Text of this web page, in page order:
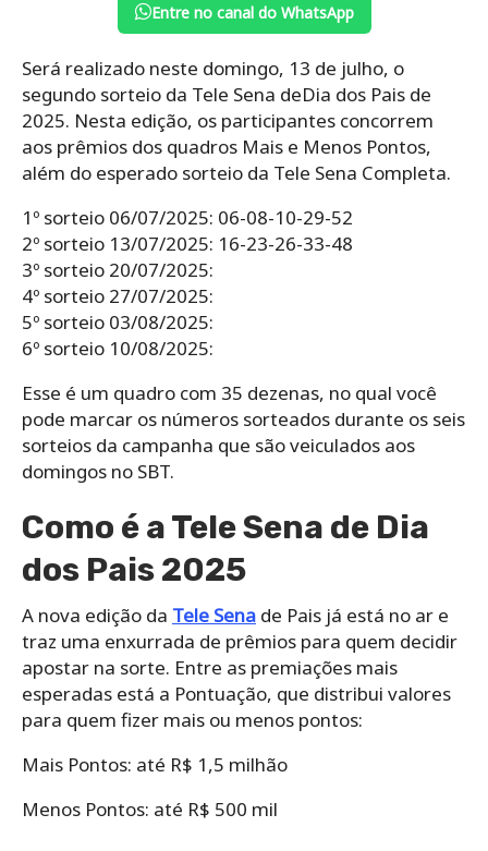
Entre no canal do WhatsApp
Será realizado neste domingo, 13 de julho, o
segundo sorteio da Tele Sena deDia dos Pais de
2025. Nesta edição, os participantes concorrem
aos prêmios dos quadros Mais e Menos Pontos,
além do esperado sorteio da Tele Sena Completa.
1º sorteio 06/07/2025: 06-08-10-29-52
2º sorteio 13/07/2025: 16-23-26-33-48
3º sorteio 20/07/2025:
4º sorteio 27/07/2025:
5º sorteio 03/08/2025:
6º sorteio 10/08/2025:
Esse é um quadro com 35 dezenas, no qual você
pode marcar os números sorteados durante os seis
sorteios da campanha que são veiculados aos
domingos no SBT.
Como é a Tele Sena de Dia
dos Pais 2025
A nova edição da Tele Sena de Pais já está no ar e
traz uma enxurrada de prêmios para quem decidir
apostar na sorte. Entre as premiações mais
esperadas está a Pontuação, que distribui valores
para quem fizer mais ou menos pontos:
Mais Pontos: até R$ 1,5 milhão
Menos Pontos: até R$ 500 mil